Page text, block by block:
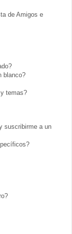
de Amigos e
blanco?
temas?
suscribirme a un